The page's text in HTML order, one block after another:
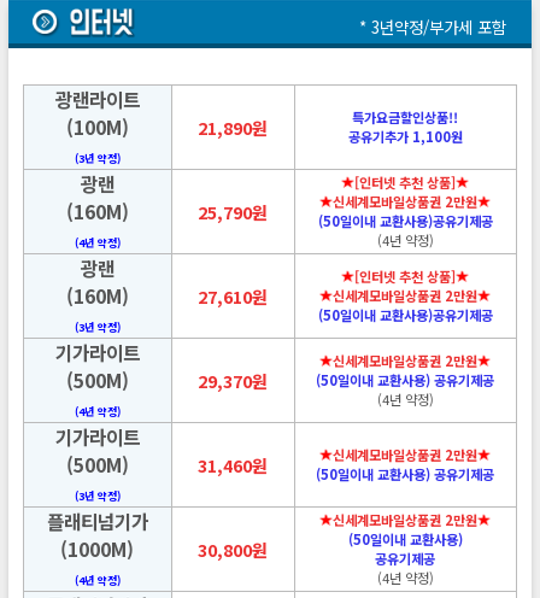
* 3년약정/부가세 포함
광랜라이트
(100M)
(3년 약정)
21,890원
특가요금할인상품!!
공유기추가 1,100원
광랜
(160M)
(4년 약정)
25,790원
[인터넷 추천 상품]
신세계모바일상품권 2만원
(50일이내 교환사용)공유기제공
(4년 약정)
광랜
(160M)
(3년 약정)
27,610원
[인터넷 추천 상품]
신세계모바일상품권 2만원
(50일이내 교환사용)공유기제공
기가라이트
(500M)
(4년 약정)
29,370원
신세계모바일상품권 2만원
(50일이내 교환사용) 공유기제공
(4년 약정)
기가라이트
(500M)
(3년 약정)
31,460원
신세계모바일상품권 2만원
(50일이내 교환사용) 공유기제공
플래티넘기가
(1000M)
(4년 약정)
30,800원
신세계모바일상품권 2만원
(50일이내 교환사용)
공유기제공
(4년 약정)